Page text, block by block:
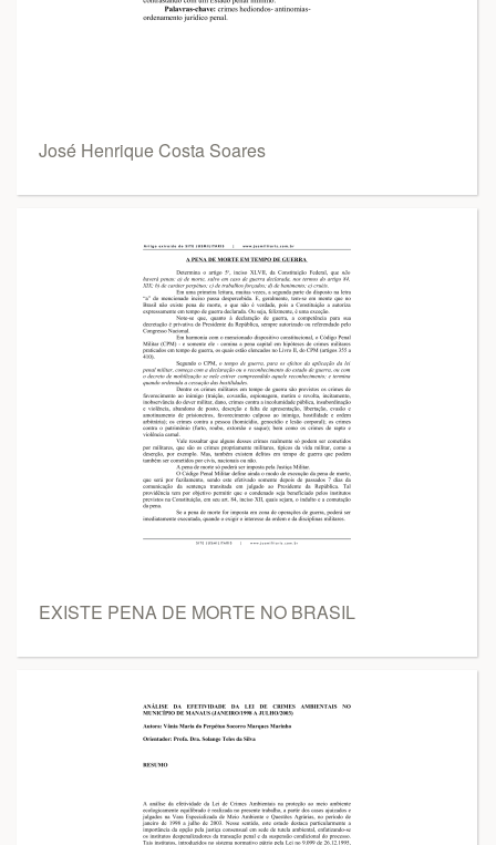
José Henrique Costa Soares
EXISTE PENA DE MORTE NO BRASIL